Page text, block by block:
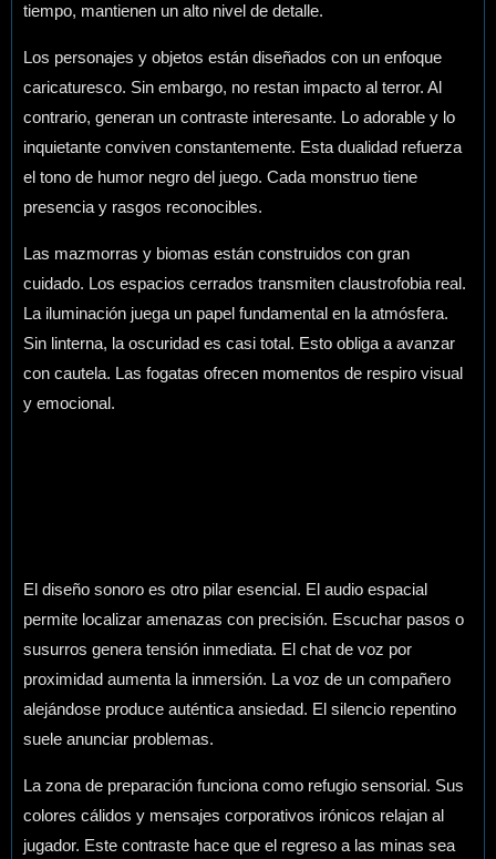
tiempo, mantienen un alto nivel de detalle.
Los personajes y objetos están diseñados con un enfoque
caricaturesco. Sin embargo, no restan impacto al terror. Al
contrario, generan un contraste interesante. Lo adorable y lo
inquietante conviven constantemente. Esta dualidad refuerza
el tono de humor negro del juego. Cada monstruo tiene
presencia y rasgos reconocibles.
Las mazmorras y biomas están construidos con gran
cuidado. Los espacios cerrados transmiten claustrofobia real.
La iluminación juega un papel fundamental en la atmósfera.
Sin linterna, la oscuridad es casi total. Esto obliga a avanzar
con cautela. Las fogatas ofrecen momentos de respiro visual
y emocional.
El diseño sonoro es otro pilar esencial. El audio espacial
permite localizar amenazas con precisión. Escuchar pasos o
susurros genera tensión inmediata. El chat de voz por
proximidad aumenta la inmersión. La voz de un compañero
alejándose produce auténtica ansiedad. El silencio repentino
suele anunciar problemas.
La zona de preparación funciona como refugio sensorial. Sus
colores cálidos y mensajes corporativos irónicos relajan al
jugador. Este contraste hace que el regreso a las minas sea